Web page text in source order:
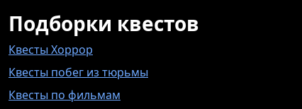
Подборки квестов
Квесты Хоррор
Квесты побег из тюрьмы
Квесты по фильмам